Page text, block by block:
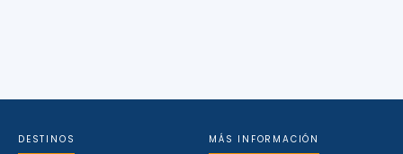
DESTINOS MÁS INFORMACIÓN